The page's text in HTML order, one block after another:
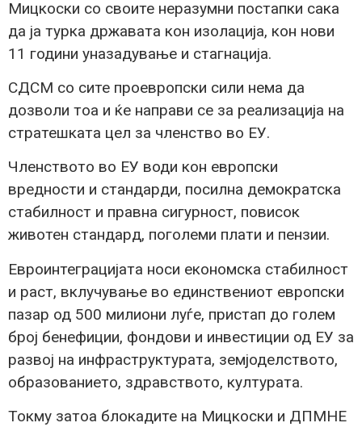
Мицкоски со своите неразумни постапки сака
да ја турка државата кон изолација, кон нови
11 години уназадување и стагнација.
СДСМ со сите проевропски сили нема да
дозволи тоа и ќе направи се за реализација на
стратешката цел за членство во ЕУ.
Членството во ЕУ води кон европски
вредности и стандарди, посилна демократска
стабилност и правна сигурност, повисок
животен стандард, поголеми плати и пензии.
Евроинтеграцијата носи економска стабилност
и раст, вклучување во единствениот европски
пазар од 500 милиони луѓе, пристап до голем
број бенефиции, фондови и инвестиции од ЕУ за
развој на инфраструктурата, земјоделството,
образованието, здравството, културата.
Токму затоа блокадите на Мицкоски и ДПМНЕ